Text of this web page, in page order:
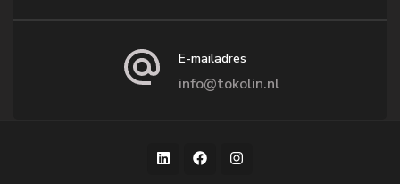
E-mailadres
info@tokolin.nl